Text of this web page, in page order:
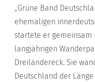
„Grüne Band
ehemaligen
startete er gemeinsam
langjährigen
Dreiländereck. Sie
Deutschland der